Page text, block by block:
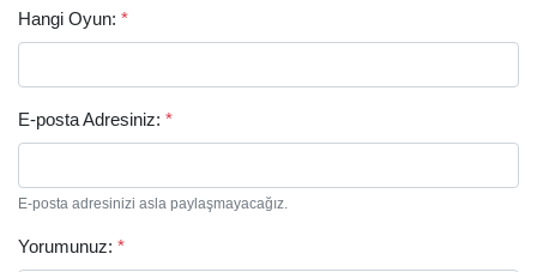
Hangi Oyun: *
E-posta Adresiniz: *
E-posta adresinizi asla paylaşmayacağız.
Yorumunuz: *